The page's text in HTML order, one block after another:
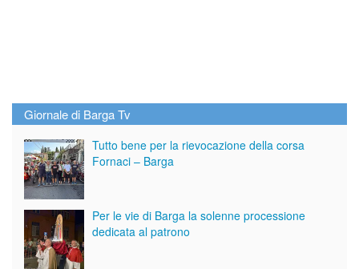
Giornale di Barga Tv
Tutto bene per la rievocazione della corsa
Fornaci – Barga
Per le vie di Barga la solenne processione
dedicata al patrono